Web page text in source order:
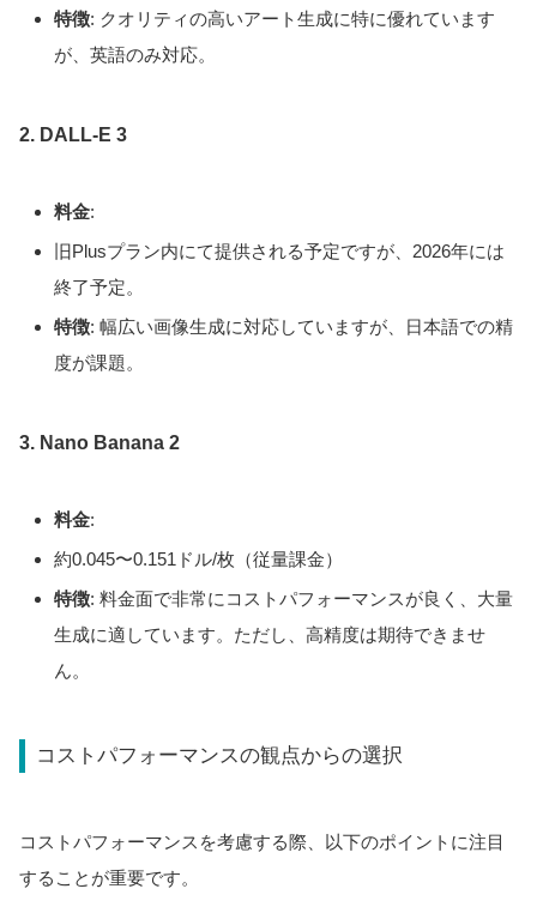
特徴: クオリティの高いアート生成に特に優れています
が、英語のみ対応。
2. DALL-E 3
料金:
旧Plusプラン内にて提供される予定ですが、2026年には
終了予定。
特徴: 幅広い画像生成に対応していますが、日本語での精
度が課題。
3. Nano Banana 2
料金:
約0.045〜0.151ドル/枚（従量課金）
特徴: 料金面で非常にコストパフォーマンスが良く、大量
生成に適しています。ただし、高精度は期待できませ
ん。
コストパフォーマンスの観点からの選択
コストパフォーマンスを考慮する際、以下のポイントに注目
することが重要です。